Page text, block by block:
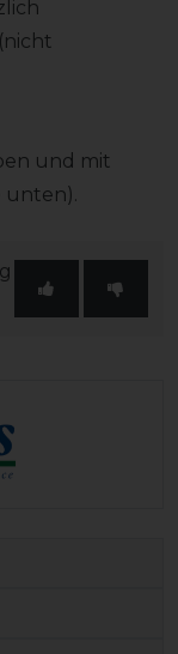
und mit
unten).